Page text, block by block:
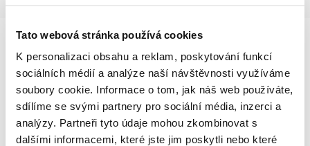
Tato webová stránka používá cookies
K personalizaci obsahu a reklam, poskytování funkcí
sociálních médií a analýze naší návštěvnosti využíváme
soubory cookie. Informace o tom, jak náš web používáte,
sdílíme se svými partnery pro sociální média, inzerci a
analýzy. Partneři tyto údaje mohou zkombinovat s
dalšími informacemi, které jste jim poskytli nebo které